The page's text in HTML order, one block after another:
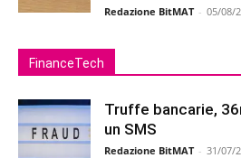
Redazione BitMAT - 05/08/
FinanceTech
Truffe bancarie,
un SMS
Redazione BitMAT - 31/07/